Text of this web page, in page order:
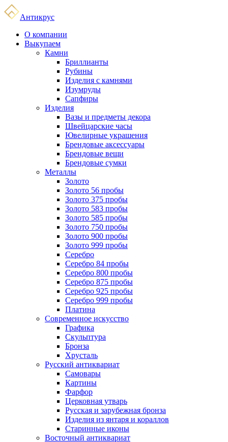
Антикрус
О компании
Выкупаем
Камни
Бриллианты
Рубины
Изделия с камнями
Изумруды
Сапфиры
Изделия
Вазы и предметы декора
Швейцарские часы
Ювелирные украшения
Брендовые аксессуары
Брендовые вещи
Брендовые сумки
Металлы
Золото
Золото 56 пробы
Золото 375 пробы
Золото 583 пробы
Золото 585 пробы
Золото 750 пробы
Золото 900 пробы
Золото 999 пробы
Серебро
Серебро 84 пробы
Серебро 800 пробы
Серебро 875 пробы
Серебро 925 пробы
Серебро 999 пробы
Платина
Современное искусство
Графика
Скульптура
Бронза
Хрусталь
Русский антиквариат
Самовары
Картины
Фарфор
Церковная утварь
Русская и зарубежная бронза
Изделия из янтаря и кораллов
Старинные иконы
Восточный антиквариат